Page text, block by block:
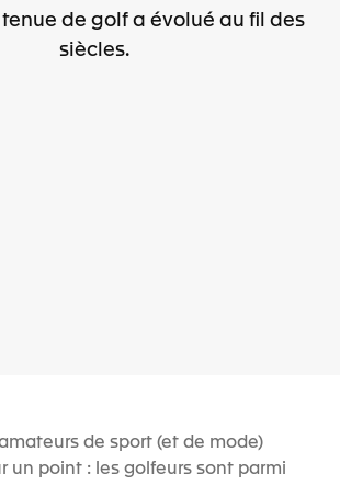
de golf a évolué au fil des
siècles.
de sport (et de mode)
un point : les golfeurs sont parmi